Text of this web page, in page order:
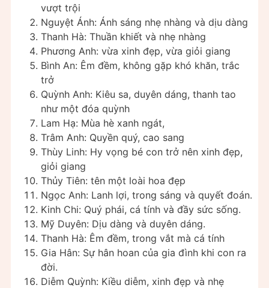
vượt trội
Nguyệt Ánh: Ánh sáng nhẹ nhàng và dịu dàng
Thanh Hà: Thuần khiết và nhẹ nhàng
Phương Anh: vừa xinh đẹp, vừa giỏi giang
Bình An: Êm đềm, không gặp khó khăn, trắc
trở
Quỳnh Anh: Kiêu sa, duyên dáng, thanh tao
như một đóa quỳnh
Lam Hạ: Mùa hè xanh ngát,
Trâm Anh: Quyền quý, cao sang
Thùy Linh: Hy vọng bé con trở nên xinh đẹp,
giỏi giang
Thủy Tiên: tên một loài hoa đẹp
Ngọc Anh: Lanh lợi, trong sáng và quyết đoán.
Kinh Chi: Quý phái, cá tính và đầy sức sống.
Mỹ Duyên: Dịu dàng và duyên dáng.
Thanh Hà: Êm đềm, trong vắt mà cá tính
Gia Hân: Sự hân hoan của gia đình khi con ra
đời.
Diễm Quỳnh: Kiều diễm, xinh đẹp và nhẹ